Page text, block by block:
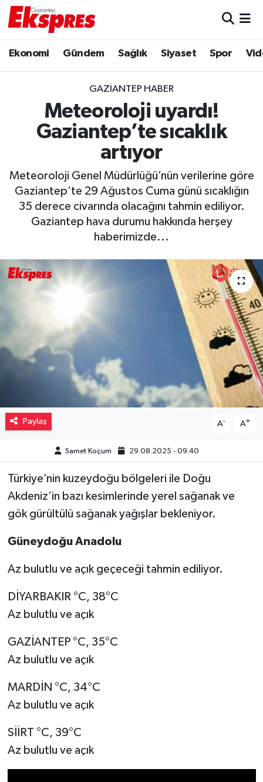
Ekonomi Gündem Sağlık Siyaset Spor
GAZIANTEP HABER
Meteoroloji uyardı!
Gaziantep’te sıcaklık
artıyor
Meteoroloji Genel Müdürlüğü’nün verilerine göre
Gaziantep’te 29 Ağustos Cuma günü sıcaklığın
35 derece civarında olacağını tahmin ediliyor.
Gaziantep hava durumu hakkında herşey
haberimizde...
Paylaş A- A+
Samet Koçum 29.08.2025 - 09:40
Türkiye’nin kuzeydoğu bölgeleri ile Doğu
Akdeniz’in bazı kesimlerinde yerel sağanak ve
gök gürültülü sağanak yağışlar bekleniyor.
Güneydoğu Anadolu
Az bulutlu ve açık geçeceği tahmin ediliyor.
DİYARBAKIR °C, 38°C
Az bulutlu ve açık
GAZİANTEP °C, 35°C
Az bulutlu ve açık
MARDİN °C, 34°C
Az bulutlu ve açık
SİİRT °C, 39°C
Az bulutlu ve açık
Ekonomi
Gaziantep son dakika
Genel
Haberler
Kültür Sanat
Müzik
Resmi İlanlar
Sağlık
Spor
Teknoloji
Yeme-İçme
Yemek
Trafik Durumu
Puan Durumu ve Fikstür
Tüm Manşetler
Haber Arşivi